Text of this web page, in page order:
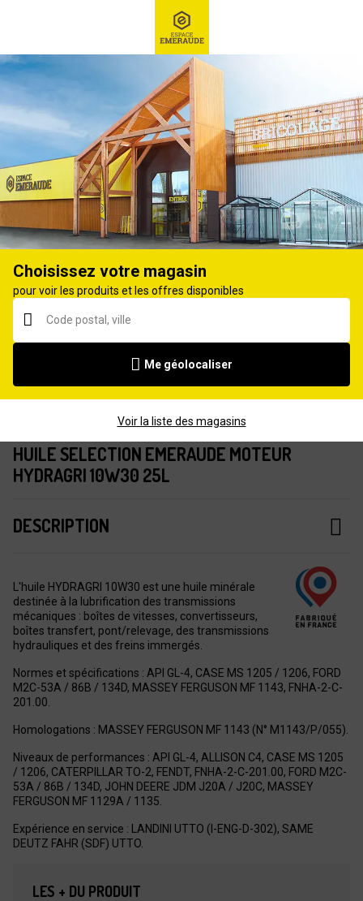
Ex : Robot tondeuse, ...
Huile hydraulique
HUILE SELECTION EMERAUDE MOTEUR
HYDRAGRI 10W30 25L
DESCRIPTION
L'huile HYDRAGRI 10W30 est une huile minérale
destinée à la lubrification des transmissions
mécaniques : boîtes de vitesses, convertisseurs,
boîtes transfert, pont/relevage, des transmissions
hydrauliques et des freins immergés.
Normes et spécifications : API GL-4, CASE MS 1205 / 1206, FORD
M2C-53A / 86B / 134D, MASSEY FERGUSON MF 1143, FNHA-2-C-
201.00.
Homologations : MASSEY FERGUSON MF 1143 (N° M1143/P/055).
Niveaux de performances : API GL-4, ALLISON C4, CASE MS 1205
/ 1206, CATERPILLAR TO-2, FENDT, FNHA-2-C-201.00, FORD M2C-
53A / 86B / 134D, JOHN DEERE JDM J20A / J20C, MASSEY
FERGUSON MF 1129A / 1135.
Expérience en service : LANDINI UTTO (I-ENG-D-302), SAME
DEUTZ FAHR (SDF) UTTO.
LES + DU PRODUIT
Choisissez votre magasin
pour voir les produits et les offres disponibles
Me géolocaliser
Voir la liste des magasins